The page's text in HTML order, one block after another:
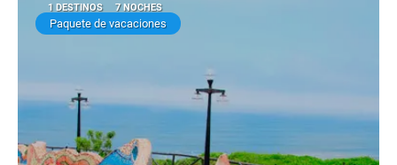
1 DESTINOS 7 NOCHES
Paquete de vacaciones